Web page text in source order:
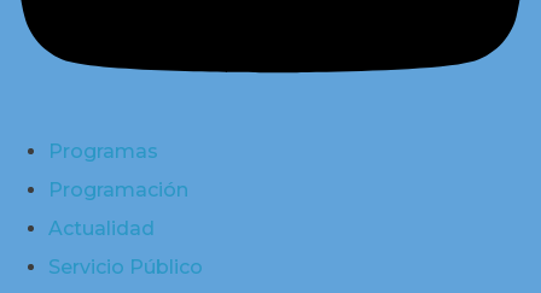
Programas
Programación
Actualidad
Servicio Público